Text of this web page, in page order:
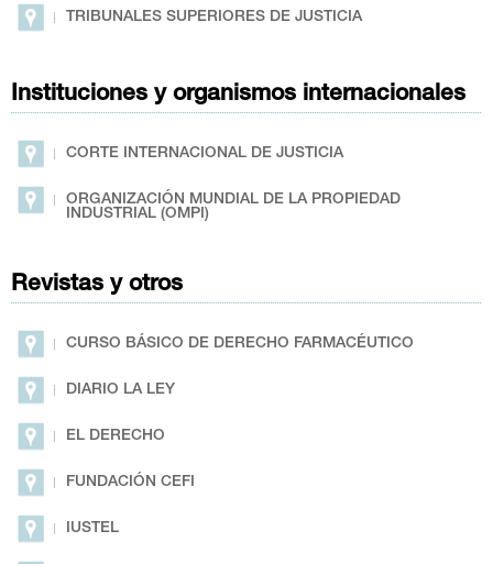
TRIBUNALES SUPERIORES DE JUSTICIA
Instituciones y organismos internacionales
CORTE INTERNACIONAL DE JUSTICIA
ORGANIZACIÓN MUNDIAL DE LA PROPIEDAD
INDUSTRIAL (OMPI)
Revistas y otros
CURSO BÁSICO DE DERECHO FARMACÉUTICO
DIARIO LA LEY
EL DERECHO
FUNDACIÓN CEFI
IUSTEL